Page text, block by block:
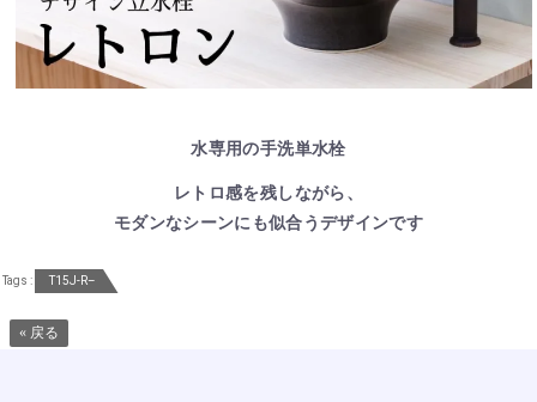
水専用の手洗単水栓
レトロ感を残しながら、
モダンなシーンにも似合うデザインです
Tags : T15J-R–
« 戻る